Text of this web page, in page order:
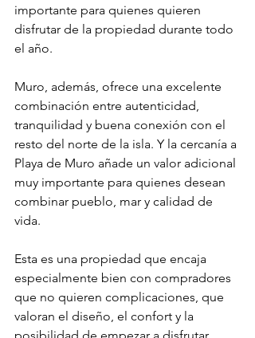
importante para quienes quieren
disfrutar de la propiedad durante todo
el año.
Muro, además, ofrece una excelente
combinación entre autenticidad,
tranquilidad y buena conexión con el
resto del norte de la isla. Y la cercanía a
Playa de Muro añade un valor adicional
muy importante para quienes desean
combinar pueblo, mar y calidad de
vida.
Esta es una propiedad que encaja
especialmente bien con compradores
que no quieren complicaciones, que
valoran el diseño, el confort y la